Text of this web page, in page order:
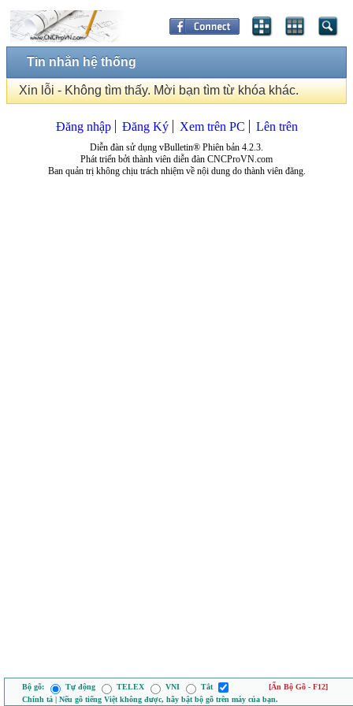
Tin nhắn hệ thống
Xin lỗi - Không tìm thấy. Mời bạn tìm từ khóa khác.
Đăng nhập Đăng Ký Xem trên PC Lên trên
Diễn đàn sử dụng vBulletin® Phiên bản 4.2.3.
Phát triển bởi thành viên diễn đàn CNCProVN.com
Ban quản trị không chịu trách nhiệm về nội dung do thành viên đăng.
Bộ gõ: Tự động TELEX VNI Tắt
[Ẩn Bộ Gõ - F12]
Chính tả | Nếu gõ tiếng Việt không được, hãy bật bộ gõ trên máy của bạn.